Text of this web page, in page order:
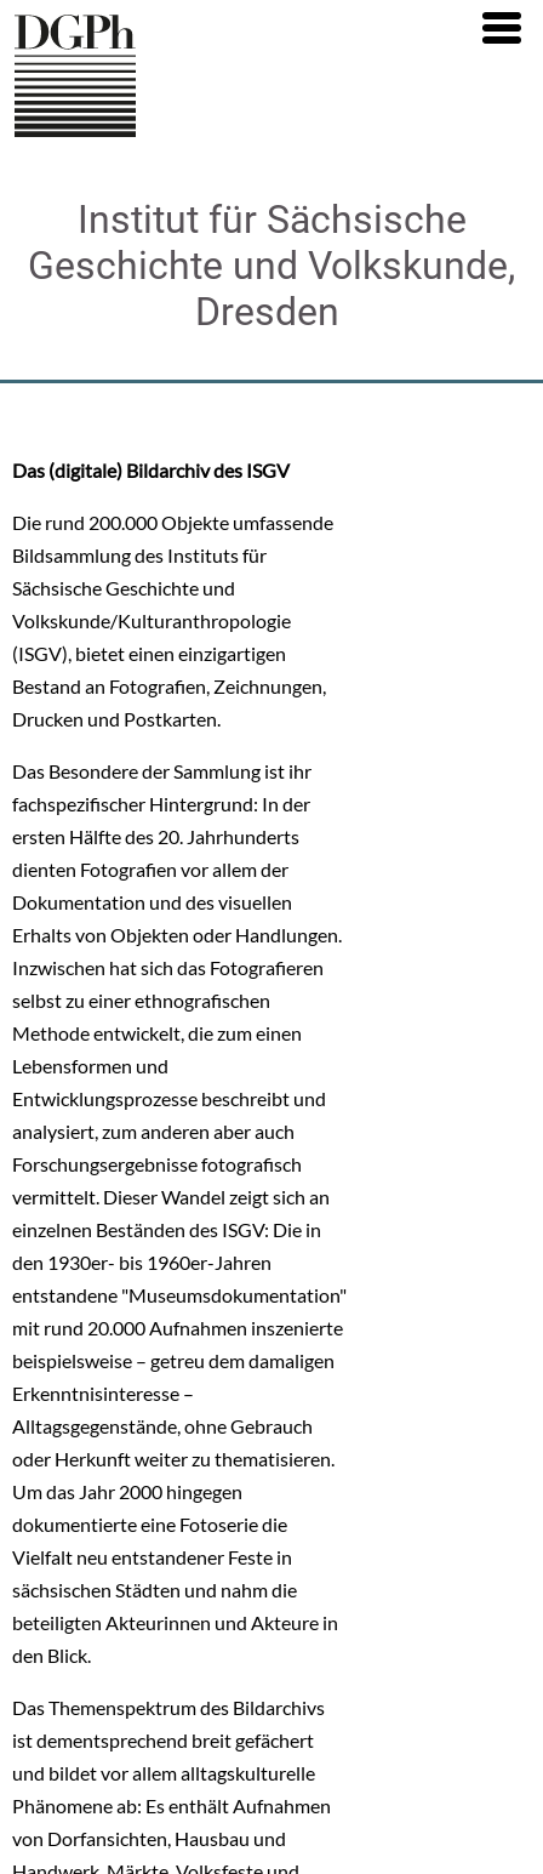
Direkt
zum
Inhalt
Institut für Sächsische
Geschichte und Volkskunde,
Dresden
Das (digitale) Bildarchiv des ISGV
Die rund 200.000 Objekte umfassende
Bildsammlung des Instituts für
Sächsische Geschichte und
Volkskunde/Kulturanthropologie
(ISGV), bietet einen einzigartigen
Bestand an Fotografien, Zeichnungen,
Drucken und Postkarten.
Das Besondere der Sammlung ist ihr
fachspezifischer Hintergrund: In der
ersten Hälfte des 20. Jahrhunderts
dienten Fotografien vor allem der
Dokumentation und des visuellen
Erhalts von Objekten oder Handlungen.
Inzwischen hat sich das Fotografieren
selbst zu einer ethnografischen
Methode entwickelt, die zum einen
Lebensformen und
Entwicklungsprozesse beschreibt und
analysiert, zum anderen aber auch
Forschungsergebnisse fotografisch
vermittelt. Dieser Wandel zeigt sich an
einzelnen Beständen des ISGV: Die in
den 1930er- bis 1960er-Jahren
entstandene "Museumsdokumentation"
mit rund 20.000 Aufnahmen inszenierte
beispielsweise – getreu dem damaligen
Erkenntnisinteresse –
Alltagsgegenstände, ohne Gebrauch
oder Herkunft weiter zu thematisieren.
Um das Jahr 2000 hingegen
dokumentierte eine Fotoserie die
Vielfalt neu entstandener Feste in
sächsischen Städten und nahm die
beteiligten Akteurinnen und Akteure in
den Blick.
Das Themenspektrum des Bildarchivs
ist dementsprechend breit gefächert
und bildet vor allem alltagskulturelle
Phänomene ab: Es enthält Aufnahmen
von Dorfansichten, Hausbau und